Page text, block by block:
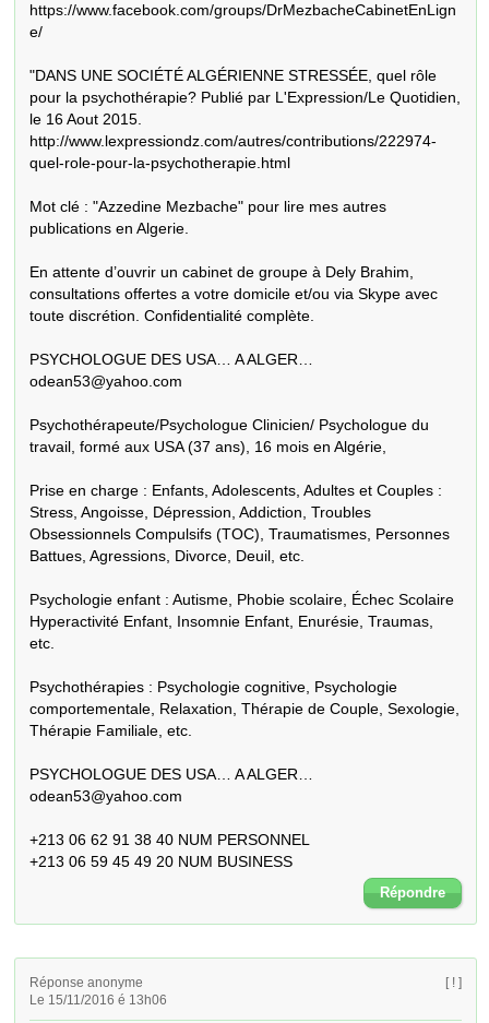
https://www.facebook.com/groups/DrMezbacheCabinetEnLign
e/
"DANS UNE SOCIÉTÉ ALGÉRIENNE STRESSÉE, quel rôle
pour la psychothérapie? Publié par L'Expression/Le Quotidien,
le 16 Aout 2015.
http://www.lexpressiondz.com/autres/contributions/222974-
quel-role-pour-la-psychotherapie.html
Mot clé : "Azzedine Mezbache" pour lire mes autres
publications en Algerie.
En attente d’ouvrir un cabinet de groupe à Dely Brahim,
consultations offertes a votre domicile et/ou via Skype avec
toute discrétion. Confidentialité complète.
PSYCHOLOGUE DES USA… A ALGER…
odean53@yahoo.com
Psychothérapeute/Psychologue Clinicien/ Psychologue du
travail, formé aux USA (37 ans), 16 mois en Algérie,
Prise en charge : Enfants, Adolescents, Adultes et Couples :
Stress, Angoisse, Dépression, Addiction, Troubles
Obsessionnels Compulsifs (TOC), Traumatismes, Personnes
Battues, Agressions, Divorce, Deuil, etc.
Psychologie enfant : Autisme, Phobie scolaire, Échec Scolaire
Hyperactivité Enfant, Insomnie Enfant, Enurésie, Traumas,
etc.
Psychothérapies : Psychologie cognitive, Psychologie
comportementale, Relaxation, Thérapie de Couple, Sexologie,
Thérapie Familiale, etc.
PSYCHOLOGUE DES USA… A ALGER…
odean53@yahoo.com
+213 06 62 91 38 40 NUM PERSONNEL
+213 06 59 45 49 20 NUM BUSINESS
Répondre
Réponse anonyme
Le 15/11/2016 é 13h06
[ ! ]